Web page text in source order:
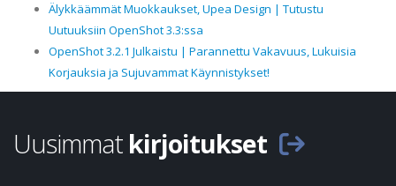
Älykkäämmät Muokkaukset, Upea Design | Tutustu
Uutuuksiin OpenShot 3.3:ssa
OpenShot 3.2.1 Julkaistu | Parannettu Vakavuus, Lukuisia
Korjauksia ja Sujuvammat Käynnistykset!
Uusimmat kirjoitukset